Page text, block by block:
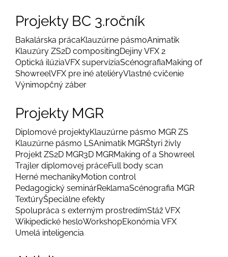
Projekty BC 3.ročník
Bakalárska prácaKlauzúrne pásmoAnimatik
Klauzúry ZS2D compositingDejiny VFX 2
Optická ilúziaVFX supervíziaScénografiaMaking of
ShowreelVFX pre iné ateliéryVlastné cvičenie
Výnimopčný záber
Projekty MGR
Diplomové projektyKlauzúrne pásmo MGR ZS
Klauzúrne pásmo LSAnimatik MGRŠtyri živly
Projekt ZS2D MGR3D MGRMaking of a Showreel
Trajler diplomovej práceFull body scan
Herné mechanikyMotion control
Pedagogický seminárReklamaScénografia MGR
TextúryŠpeciálne efekty
Spolupráca s externým prostredímStáž VFX
Wikipedické hesloWorkshopEkonómia VFX
Umelá inteligencia